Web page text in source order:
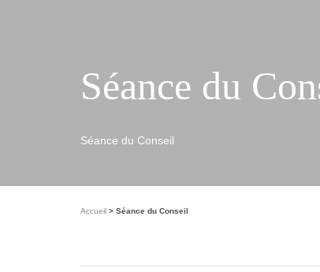
Séance du
Séance du Conseil
Accueil Séance du Conseil